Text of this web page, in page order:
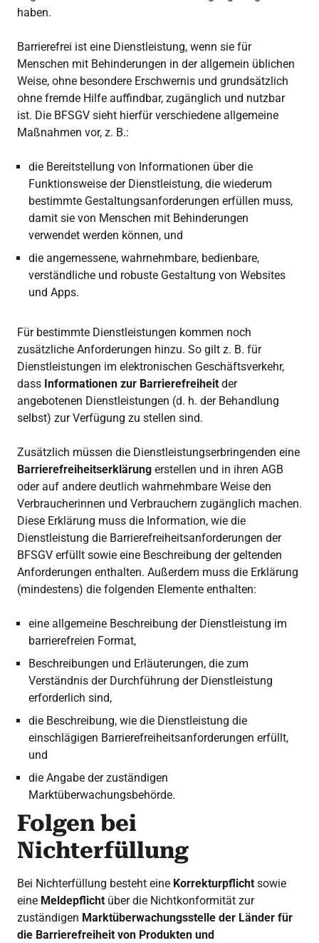
haben.
Barrierefrei ist eine Dienstleistung, wenn sie für
Menschen mit Behinderungen in der allgemein üblichen
Weise, ohne besondere Erschwernis und grundsätzlich
ohne fremde Hilfe auffindbar, zugänglich und nutzbar
ist. Die BFSGV sieht hierfür verschiedene allgemeine
Maßnahmen vor, z. B.:
die Bereitstellung von Informationen über die
Funktionsweise der Dienstleistung, die wiederum
bestimmte Gestaltungsanforderungen erfüllen muss,
damit sie von Menschen mit Behinderungen
verwendet werden können, und
die angemessene, wahrnehmbare, bedienbare,
verständliche und robuste Gestaltung von Websites
und Apps.
Für bestimmte Dienstleistungen kommen noch
zusätzliche Anforderungen hinzu. So gilt z. B. für
Dienstleistungen im elektronischen Geschäftsverkehr,
dass Informationen zur Barrierefreiheit der
angebotenen Dienstleistungen (d. h. der Behandlung
selbst) zur Verfügung zu stellen sind.
Zusätzlich müssen die Dienstleistungserbringenden eine
Barrierefreiheitserklärung erstellen und in ihren AGB
oder auf andere deutlich wahrnehmbare Weise den
Verbraucherinnen und Verbrauchern zugänglich machen.
Diese Erklärung muss die Information, wie die
Dienstleistung die Barrierefreiheitsanforderungen der
BFSGV erfüllt sowie eine Beschreibung der geltenden
Anforderungen enthalten. Außerdem muss die Erklärung
(mindestens) die folgenden Elemente enthalten:
eine allgemeine Beschreibung der Dienstleistung im
barrierefreien Format,
Beschreibungen und Erläuterungen, die zum
Verständnis der Durchführung der Dienstleistung
erforderlich sind,
die Beschreibung, wie die Dienstleistung die
einschlägigen Barrierefreiheitsanforderungen erfüllt,
und
die Angabe der zuständigen
Marktüberwachungsbehörde.
Folgen bei
Nichterfüllung
Bei Nichterfüllung besteht eine Korrekturpflicht sowie
eine Meldepflicht über die Nichtkonformität zur
zuständigen Marktüberwachungsstelle der Länder für
die Barrierefreiheit von Produkten und